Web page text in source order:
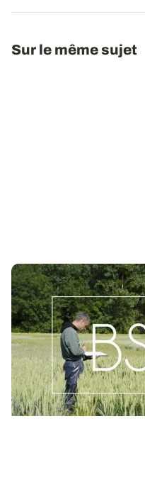
Sur le même sujet
Bulletins de Santé du
derniers BSV de
Ces bulletins, publiés
des lieux exhaustif des
19 MAI 2026